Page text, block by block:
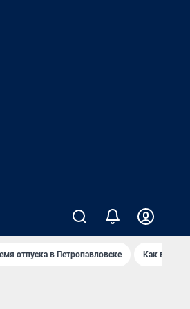
отпуска в Петропавловске Как